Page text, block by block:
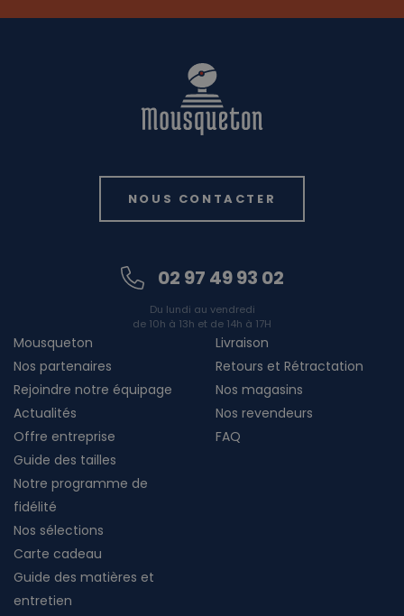
NOUS CONTACTER
02 97 49 93 02
Du lundi au vendredi
de 10h à 13h et de 14h à 17H
Mousqueton
Nos partenaires
Rejoindre notre équipage
Actualités
Offre entreprise
Livraison
Retours et Rétractation
Nos magasins
Nos revendeurs
FAQ
Guide des tailles
Notre programme de
fidélité
Nos sélections
Carte cadeau
Guide des matières et
entretien